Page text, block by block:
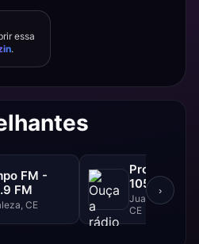
essa
.
FM -
FM
CE
Progresso
105.1 FM
Juazeiro Do
CE
›